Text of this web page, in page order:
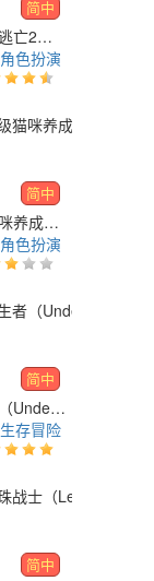
简中
鲁莽大逃亡2（Reckless Getaway 2）
角色扮演
简中
超级猫咪养成记（Super Cat Idle）
角色扮演
简中
永生者（Undead Unlimited）
生存冒险
简中